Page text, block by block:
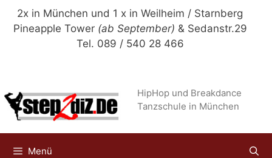
Zum
Inhalt
2x in München und 1 x in Weilheim / Starnberg
Pineapple Tower (ab September) & Sedanstr.29
Tel. 089 / 540 28 466
HipHop und Breakdance
Tanzschule in München
Menü